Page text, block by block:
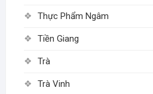
Thực Phẩm Ngâm
Tiền Giang
Trà
Trà Vinh